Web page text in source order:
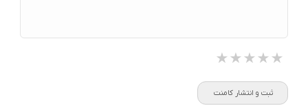
★★★★★
★★★★★
★★★★★
ثبت و انتشار کامنت